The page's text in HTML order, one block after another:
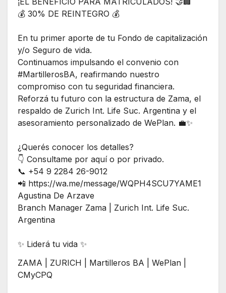
💰 30% DE REINTEGRO 💰
En tu primer aporte de tu Fondo de capitalización
y/o Seguro de vida.
Continuamos impulsando el convenio con
#MartillerosBA, reafirmando nuestro
compromiso con tu seguridad financiera.
Reforzá tu futuro con la estructura de Zama, el
respaldo de Zurich Int. Life Suc. Argentina y el
asesoramiento personalizado de WePlan. 💼✨
¿Querés conocer los detalles?
👇 Consultame por aquí o por privado.
📞 +54 9 2284 26-9012
📲 https://wa.me/message/WQPH4SCU7YAME1
Agustina De Arzave
Branch Manager Zama | Zurich Int. Life Suc.
Argentina
✨ Liderá tu vida ✨
ZAMA | ZURICH | Martilleros BA | WePlan |
CMyCPQ